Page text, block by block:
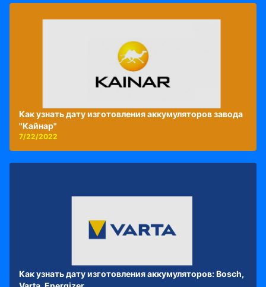
Как узнать дату изготовления аккумуляторов завода
"Кайнар"
7/22/2022
Как узнать дату изготовления аккумуляторов: Bosch,